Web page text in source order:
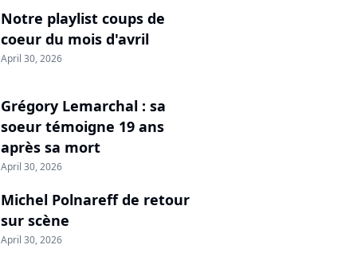
Notre playlist coups de
coeur du mois d'avril
April 30, 2026
Grégory Lemarchal : sa
soeur témoigne 19 ans
après sa mort
April 30, 2026
Michel Polnareff de retour
sur scène
April 30, 2026